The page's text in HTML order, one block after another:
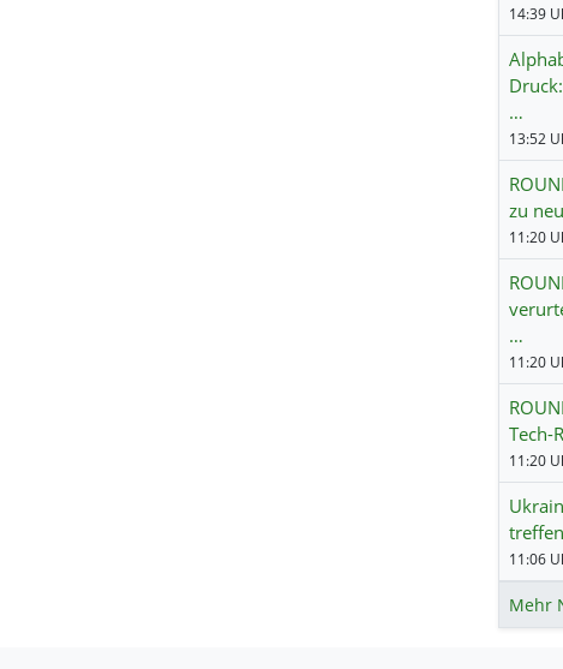
14:39
…
zu
11:20
…
11:20
Tech-
11:20
11:06
Mehr